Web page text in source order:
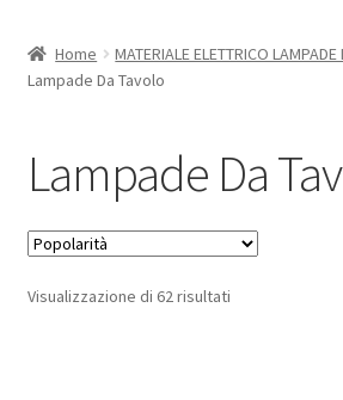
Contatti
Home
MATERIALE ELETTRICO
Lampade Da Tavolo
Lampade Da
Visualizzazione di 62 risultatiPopolarità